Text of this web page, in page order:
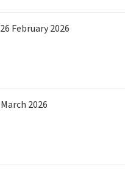
26 February 2026
March 2026